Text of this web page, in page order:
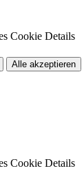
Cookie Details
Alle akzeptieren
Cookie Details